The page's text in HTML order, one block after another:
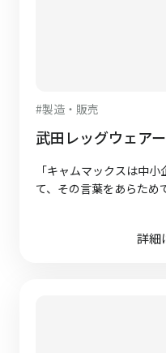
#製造・販売
武田レッグウェア
「キャムマックスは中
て、その言葉をあらため
詳細